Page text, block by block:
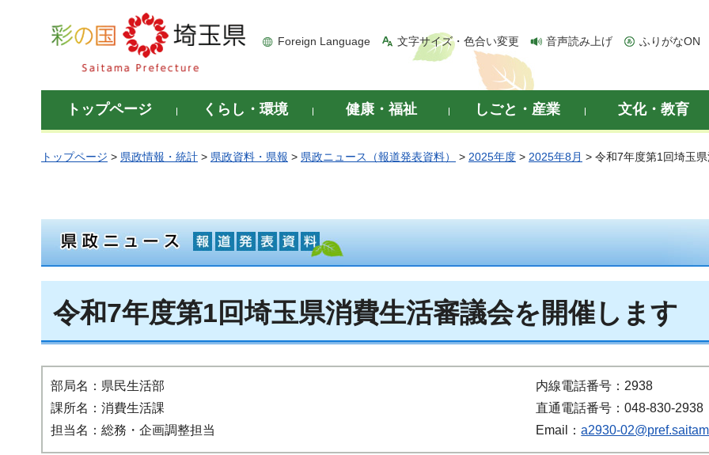
彩の国 埼玉県
Foreign Language 文字サイズ・色合い変更 音声読み上げ ふりがなON
トップページ くらし・環境 健康・福祉 しごと・産業 文化・教育
トップページ > 県政情報・統計 > 県政資料・県報 > 県政ニュース（報道発表資料） > 2025年度 > 2025年8月 > 令和7年度第1回埼玉
令和7年度第1回埼玉県消費生活審議会を開催します
部局名：県民生活部
課所名：消費生活課
担当名：総務・企画調整担当
内線電話番号：2938
直通電話番号：048-830-2938
Email：a2930-